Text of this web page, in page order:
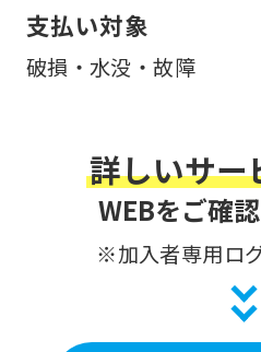
支払い対象
破損・水没・故障
詳しいサー
WEBをご確
※加入者専用ロ
it
be